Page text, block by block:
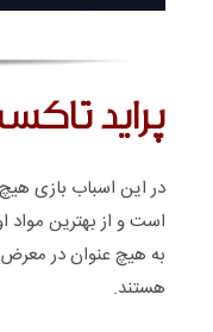
پراید
در این اسباب بازی هیچ
است و از بهترین مواد
به هیچ عنوان در معرض
هستند.